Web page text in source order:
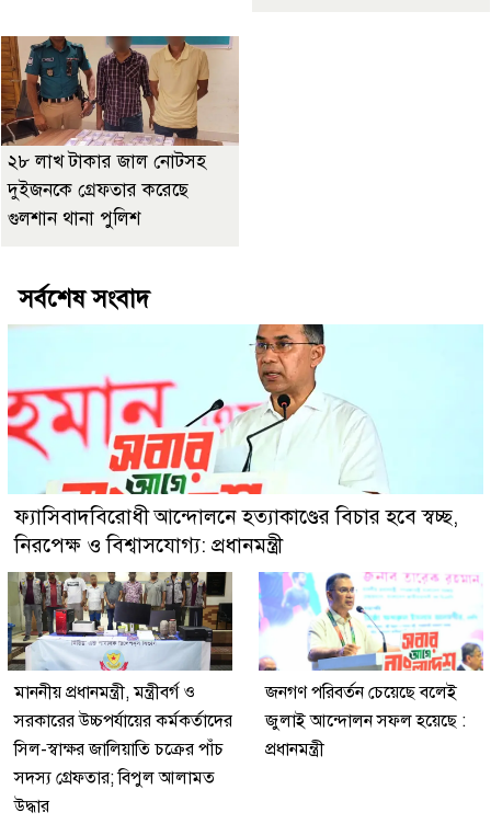
২৮ লাখ টাকার জাল নোটসহ
দুইজনকে গ্রেফতার করেছে
গুলশান থানা পুলিশ
সর্বশেষ সংবাদ
ফ্যাসিবাদবিরোধী আন্দোলনে হত্যাকাণ্ডের বিচার হবে স্বচ্ছ,
নিরপেক্ষ ও বিশ্বাসযোগ্য: প্রধানমন্ত্রী
মাননীয় প্রধানমন্ত্রী, মন্ত্রীবর্গ ও
সরকারের উচ্চপর্যায়ের কর্মকর্তাদের
সিল-স্বাক্ষর জালিয়াতি চক্রের পাঁচ
সদস্য গ্রেফতার; বিপুল আলামত
উদ্ধার
জনগণ পরিবর্তন চেয়েছে বলেই
জুলাই আন্দোলন সফল হয়েছে :
প্রধানমন্ত্রী